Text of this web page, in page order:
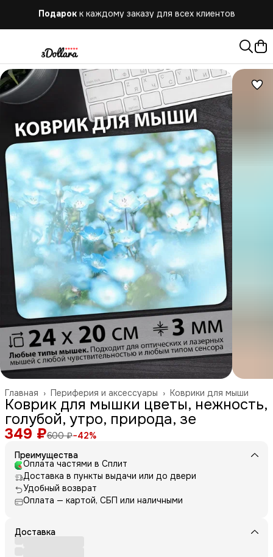
Коврики для мыши
Периферия и аксессуары ›
Главная ›
Коврик для мышки цветы, нежность,
голубой, утро, природа, зе
349 ₽600 ₽−42%
Преимущества
Оплата частями в Сплит
Доставка в пункты выдачи или до двери
Удобный возврат
Оплата — картой, СБП или наличными
Доставка